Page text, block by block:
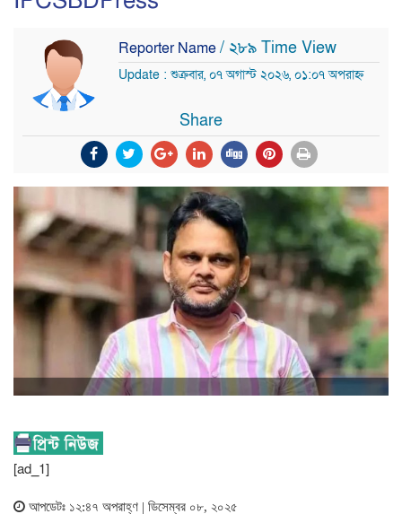
Reporter Name/ ২৮৯ Time View
Update : শুক্রবার, ০৭ অগাস্ট ২০২৬, ০১:০৭ অপরাহ্ন
Share
[ad_1]
আপডেটঃ ১২:৪৭ অপরাহ্ণ | ডিসেম্বর ০৮, ২০২৫